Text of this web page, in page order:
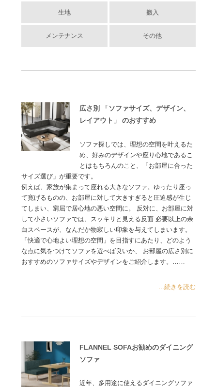
生地 搬入
メンテナンス その他
広さ別 「ソファサイズ、デザイン、
レイアウト」 のおすすめ
ソファ探しでは、理想の空間を叶えるた
め、好みのデザインや座り心地であるこ
とはもちろんのこと、「お部屋に合った
サイズ選び」が重要です。
例えば、家族が集まって座れる大きなソファ。ゆったり座っ
て寛げるものの、お部屋に対して大きすぎると圧迫感が生じ
てしまい、窮屈で居心地の悪い空間に。 反対に、お部屋に対
して小さいソファでは、スッキリと見える反面 必要以上の余
白スペースが、なんだか物寂しい印象を与えてしまいます。
「快適で心地よい理想の空間」を目指すにあたり、どのよう
な点に気をつけてソファを選べば良いか、 お部屋の広さ別に
おすすめのソファサイズやデザインをご紹介します。……
...続きを読む
FLANNEL SOFAお勧めのダイニング
ソファ
近年、多用途に使えるダイニングソファ